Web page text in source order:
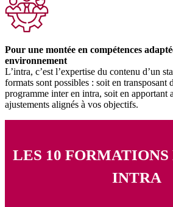
Pour une montée en compétences
environnement
L’intra, c’est l’expertise du contenu d’un
formats sont possibles : soit en transposant
programme inter en intra, soit en apportant
ajustements alignés à vos objectifs.
LES 10 FORMATIONS
INTRA